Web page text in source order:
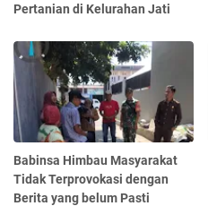
Pertanian di Kelurahan Jati
Babinsa Himbau Masyarakat
Tidak Terprovokasi dengan
Berita yang belum Pasti